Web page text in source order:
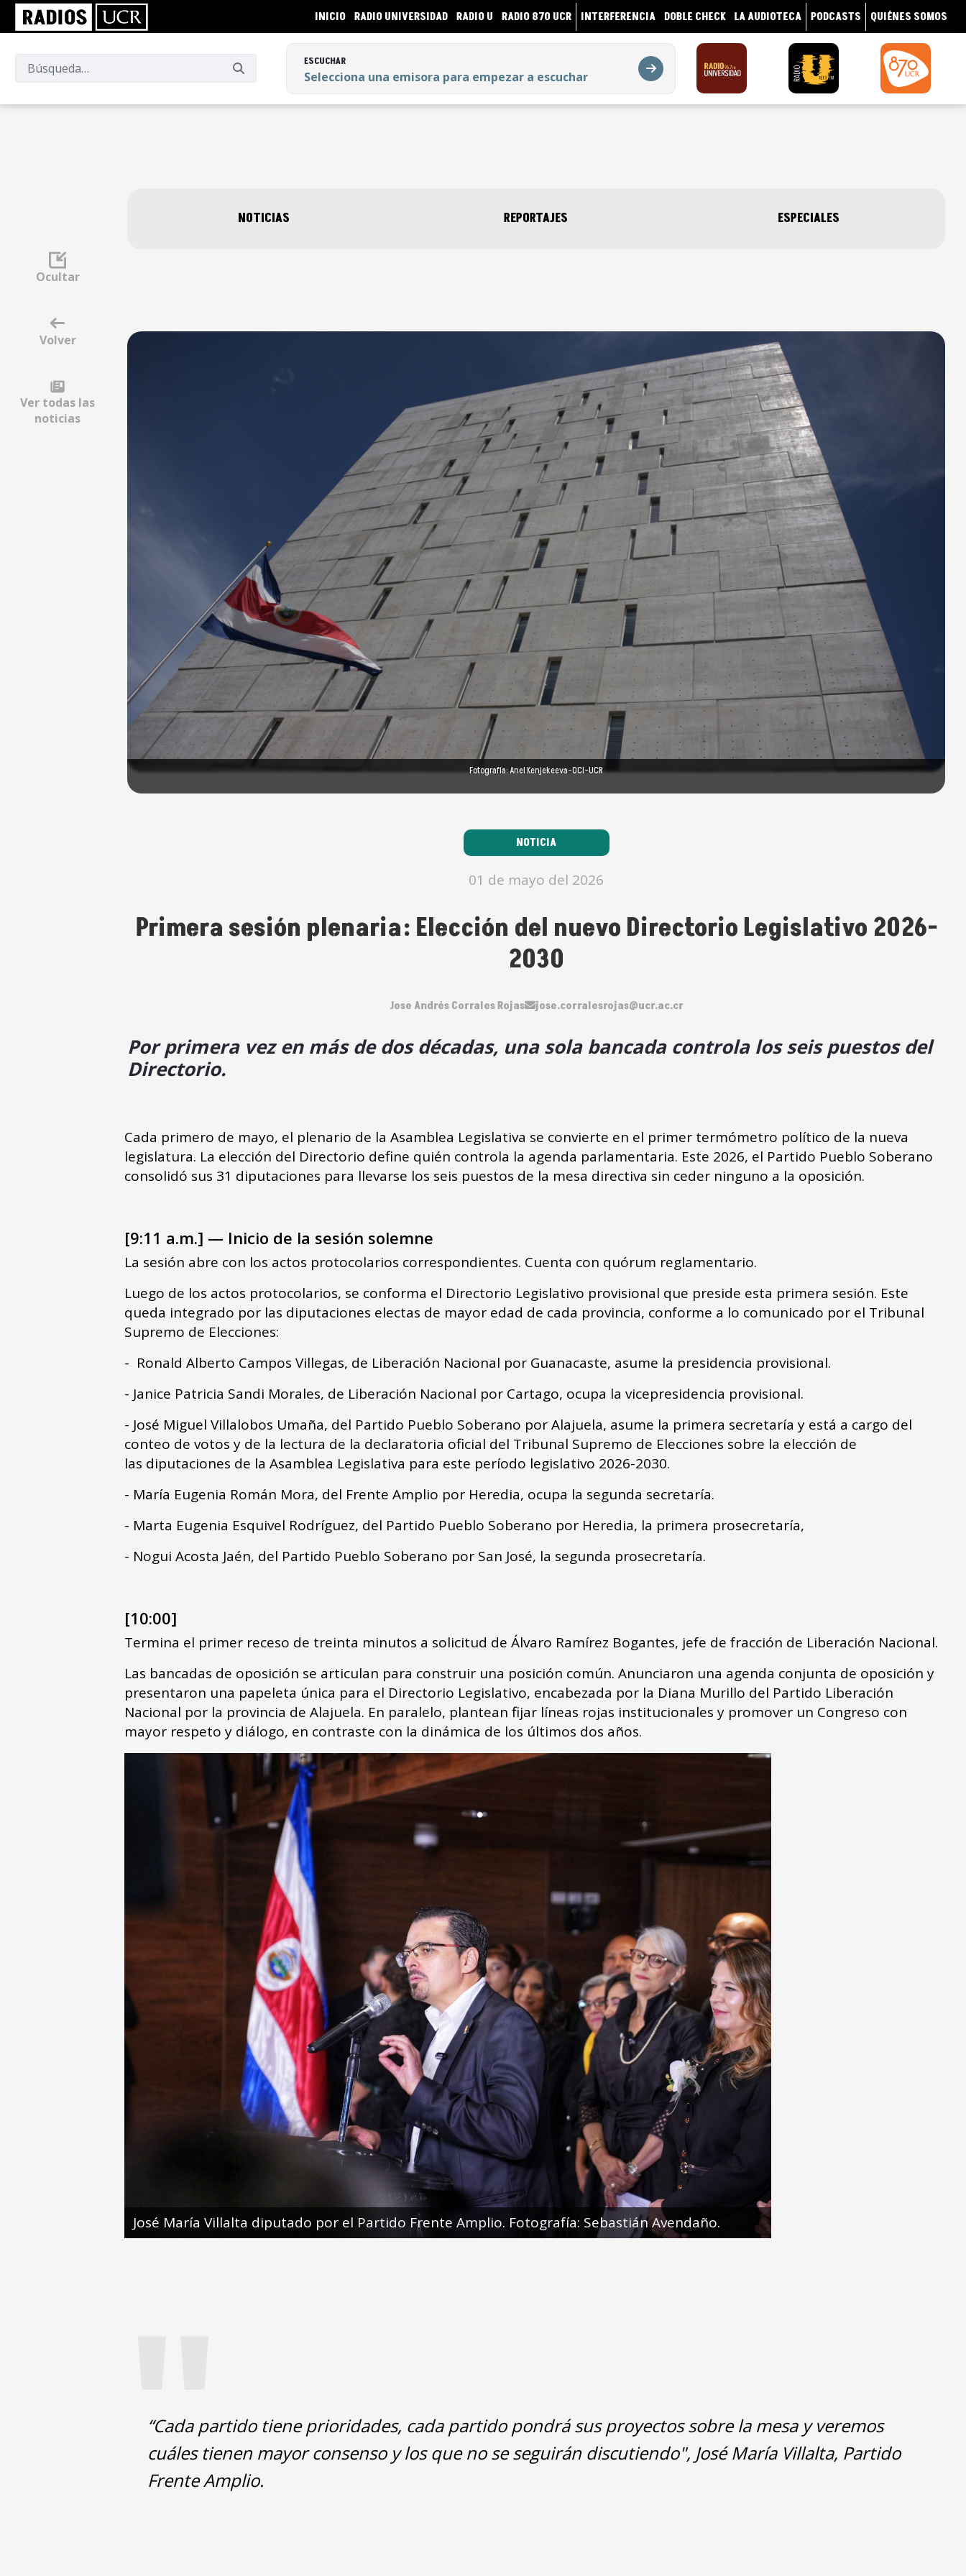
INICIO RADIO UNIVERSIDAD RADIO U RADIO 870 UCR INTERFERENCIA DOBLE CHECK LA AUDIOTECA PODCASTS QUIÉNES SOMOS
ESCUCHAR
Selecciona una emisora para empezar a escuchar
Selecciona una emisora para empezar a escuchar
Ocultar
Volver
Ver todas las
noticias
NOTICIAS REPORTAJES ESPECIALES
Fotografía: Anel Kenjekeeva–OCI-UCR
NOTICIA
01 de mayo del 2026
Primera sesión plenaria: Elección del nuevo Directorio Legislativo 2026-
2030
Jose Andrés Corrales Rojas jose.corralesrojas@ucr.ac.cr
Por primera vez en más de dos décadas, una sola bancada controla los seis puestos del
Directorio.
Cada primero de mayo, el plenario de la Asamblea Legislativa se convierte en el primer termómetro político de la nueva
legislatura. La elección del Directorio define quién controla la agenda parlamentaria. Este 2026, el Partido Pueblo Soberano
consolidó sus 31 diputaciones para llevarse los seis puestos de la mesa directiva sin ceder ninguno a la oposición.
[9:11 a.m.] — Inicio de la sesión solemne
La sesión abre con los actos protocolarios correspondientes. Cuenta con quórum reglamentario.
Luego de los actos protocolarios, se conforma el Directorio Legislativo provisional que preside esta primera sesión. Este
queda integrado por las diputaciones electas de mayor edad de cada provincia, conforme a lo comunicado por el Tribunal
Supremo de Elecciones:
- Ronald Alberto Campos Villegas, de Liberación Nacional por Guanacaste, asume la presidencia provisional.
- Janice Patricia Sandi Morales, de Liberación Nacional por Cartago, ocupa la vicepresidencia provisional.
- José Miguel Villalobos Umaña, del Partido Pueblo Soberano por Alajuela, asume la primera secretaría y está a cargo del
conteo de votos y de la lectura de la declaratoria oficial del Tribunal Supremo de Elecciones sobre la elección de
las diputaciones de la Asamblea Legislativa para este período legislativo 2026-2030.
- María Eugenia Román Mora, del Frente Amplio por Heredia, ocupa la segunda secretaría.
- Marta Eugenia Esquivel Rodríguez, del Partido Pueblo Soberano por Heredia, la primera prosecretaría,
- Nogui Acosta Jaén, del Partido Pueblo Soberano por San José, la segunda prosecretaría.
[10:00]
Termina el primer receso de treinta minutos a solicitud de Álvaro Ramírez Bogantes, jefe de fracción de Liberación Nacional.
Las bancadas de oposición se articulan para construir una posición común. Anunciaron una agenda conjunta de oposición y
presentaron una papeleta única para el Directorio Legislativo, encabezada por la Diana Murillo del Partido Liberación
Nacional por la provincia de Alajuela. En paralelo, plantean fijar líneas rojas institucionales y promover un Congreso con
mayor respeto y diálogo, en contraste con la dinámica de los últimos dos años.
José María Villalta diputado por el Partido Frente Amplio. Fotografía: Sebastián Avendaño.
"
“Cada partido tiene prioridades, cada partido pondrá sus proyectos sobre la mesa y veremos
cuáles tienen mayor consenso y los que no se seguirán discutiendo", José María Villalta, Partido
Frente Amplio.